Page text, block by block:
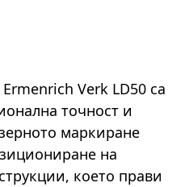
Verk LD50 са
точност и
маркиране
на
което прави